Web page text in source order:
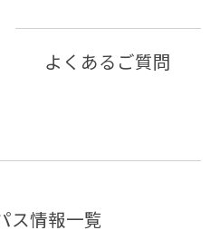
よくあるご質問
ス情報一覧